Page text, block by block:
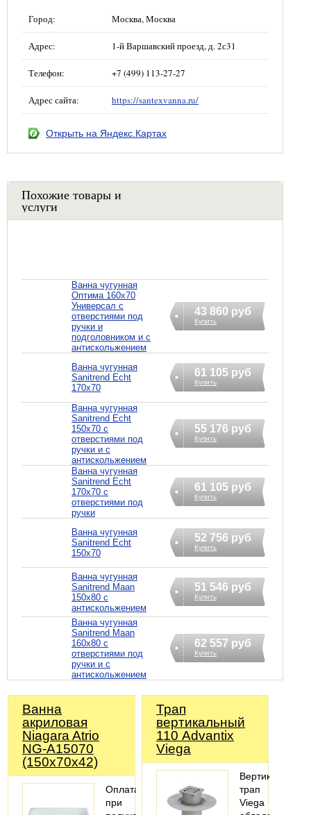
Город: Москва, Москва
Адрес: 1-й Варшавский проезд, д. 2с31
Телефон: +7 (499) 113-27-27
Адрес сайта: https://santexvanna.ru/
Открыть на Яндекс.Картах
Похожие товары и
услуги
Ванна чугунная
Оптима 160х70
Универсал с
отверстиями под
ручки и
подголовником и с
антискольжением
43 860 руб
Купить
Ванна чугунная
Sanitrend Echt
170х70
61 105 руб
Купить
Ванна чугунная
Sanitrend Echt
150х70 с
отверстиями под
ручки и с
антискольжением
55 176 руб
Купить
Ванна чугунная
Sanitrend Echt
170х70 с
отверстиями под
ручки
61 105 руб
Купить
Ванна чугунная
Sanitrend Echt
150х70
52 756 руб
Купить
Ванна чугунная
Sanitrend Maan
150х80 с
антискольжением
51 546 руб
Купить
Ванна чугунная
Sanitrend Maan
160х80 с
отверстиями под
ручки и с
антискольжением
62 557 руб
Купить
Ванна
акриловая
Niagara Atrio
NG-A15070
(150х70х42)
Оплата
при
Трап
вертикальный
110 Advantix
Viega
Вертикальный
трап
Viega